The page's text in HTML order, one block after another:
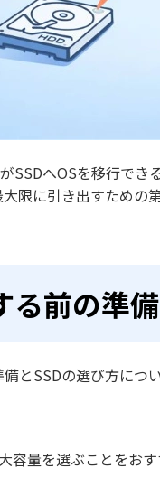
SSDへOSを移行で
限に引き出すための第
る前の準備
とSSDの選び方につ
容量を選ぶことをお